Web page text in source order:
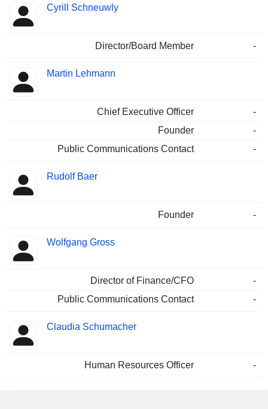
Cyrill Schneuwly
Director/Board Member -
Martin Lehmann
Chief Executive Officer
-
Founder
-
Public Communications Contact
-
Rudolf Baer
Founder -
Wolfgang Gross
Director of Finance/CFO
-
Public Communications Contact
-
Claudia Schumacher
Human Resources Officer -